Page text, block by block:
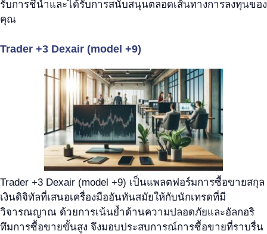
รับการชี้นำและได้รับการสนับสนุนตลอดเส้นทางการลงทุนของ
คุณ
Trader +3 Dexair (model +9)
Trader +3 Dexair (model +9) เป็นแพลตฟอร์มการซื้อขายสกุล
เงินดิจิทัลที่เสนอเครื่องมืออันทันสมัยให้กับนักเทรดที่มี
วิจารณญาณ ด้วยการเน้นย้ำด้านความปลอดภัยและอัลกอริ
ทึมการซื้อขายขั้นสูง จึงมอบประสบการณ์การซื้อขายที่ราบรื่น